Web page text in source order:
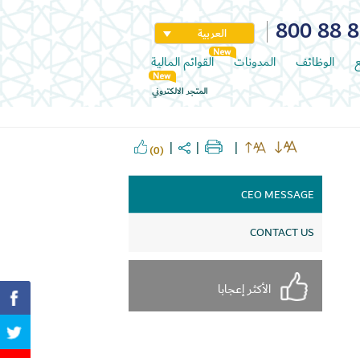
800 88 العربية
الوظائف المدونات القوائم المالية
المتجر الالكتروني
(0)
CEO MESSAGE
CONTACT US
الأكثر إعجابا